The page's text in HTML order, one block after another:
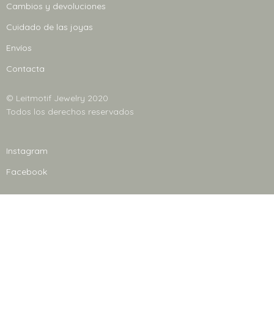
Cambios y devoluciones
Cuidado de las joyas
Envíos
Contacta
© Leitmotif Jewelry 2020
Todos los derechos reservados
Instagram
Facebook